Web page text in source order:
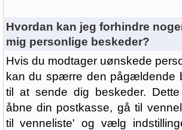
Hvordan kan jeg forhindre
mig personlige beskeder?
Hvis du modtager uønskede
kan du spærre den pågældende
til at sende dig beskeder.
åbne din postkasse, gå til
til venneliste' og vælg